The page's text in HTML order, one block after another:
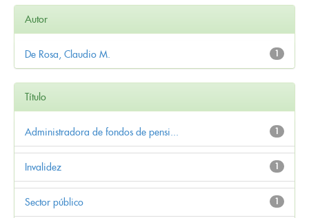
Autor
1
De Rosa, Claudio M.
Título
1
Administradora de fondos de pensi...
1
Invalidez
1
Sector público